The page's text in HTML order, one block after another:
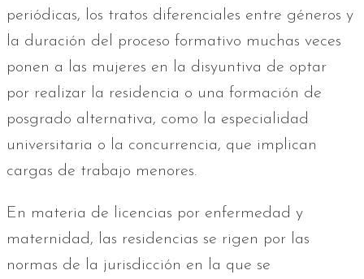
periódicas, los tratos diferenciales entre géneros y
la duración del proceso formativo muchas veces
ponen a las mujeres en la disyuntiva de optar
por realizar la residencia o una formación de
posgrado alternativa, como la especialidad
universitaria o la concurrencia, que implican
cargas de trabajo menores.
En materia de licencias por enfermedad y
maternidad, las residencias se rigen por las
normas de la jurisdicción en la que se